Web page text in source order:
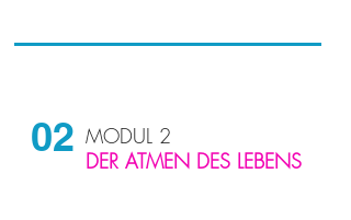
02 MODUL 2
DER ATMEN DES LEBENS